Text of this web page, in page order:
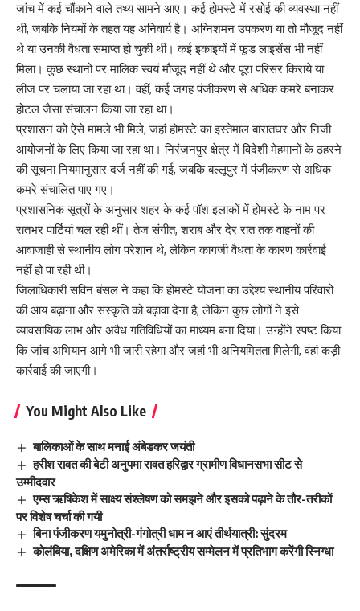
जांच में कई चौंकाने वाले तथ्य सामने आए। कई होमस्टे में रसोई की व्यवस्था नहीं
थी, जबकि नियमों के तहत यह अनिवार्य है। अग्निशमन उपकरण या तो मौजूद नहीं
थे या उनकी वैधता समाप्त हो चुकी थी। कई इकाइयों में फूड लाइसेंस भी नहीं
मिला। कुछ स्थानों पर मालिक स्वयं मौजूद नहीं थे और पूरा परिसर किराये या
लीज पर चलाया जा रहा था। वहीं, कई जगह पंजीकरण से अधिक कमरे बनाकर
होटल जैसा संचालन किया जा रहा था।
प्रशासन को ऐसे मामले भी मिले, जहां होमस्टे का इस्तेमाल बारातघर और निजी
आयोजनों के लिए किया जा रहा था। निरंजनपुर क्षेत्र में विदेशी मेहमानों के ठहरने
की सूचना नियमानुसार दर्ज नहीं की गई, जबकि बल्लूपुर में पंजीकरण से अधिक
कमरे संचालित पाए गए।
प्रशासनिक सूत्रों के अनुसार शहर के कई पॉश इलाकों में होमस्टे के नाम पर
रातभर पार्टियां चल रही थीं। तेज संगीत, शराब और देर रात तक वाहनों की
आवाजाही से स्थानीय लोग परेशान थे, लेकिन कागजी वैधता के कारण कार्रवाई
नहीं हो पा रही थी।
जिलाधिकारी सविन बंसल ने कहा कि होमस्टे योजना का उद्देश्य स्थानीय परिवारों
की आय बढ़ाना और संस्कृति को बढ़ावा देना है, लेकिन कुछ लोगों ने इसे
व्यावसायिक लाभ और अवैध गतिविधियों का माध्यम बना दिया। उन्होंने स्पष्ट किया
कि जांच अभियान आगे भी जारी रहेगा और जहां भी अनियमितता मिलेगी, वहां कड़ी
कार्रवाई की जाएगी।
You Might Also Like
बालिकाओं के साथ मनाई अंबेडकर जयंती
हरीश रावत की बेटी अनुपमा रावत हरिद्वार ग्रामीण विधानसभा सीट से
उम्मीदवार
एम्स ऋषिकेश में साक्ष्य संश्लेषण को समझने और इसको पढ़ाने के तौर-तरीकों
पर विशेष चर्चा की गयी
बिना पंजीकरण यमुनोत्री-गंगोत्री धाम न आएं तीर्थयात्री: सुंदरम
कोलंबिया, दक्षिण अमेरिका में अंतर्राष्ट्रीय सम्मेलन में प्रतिभाग करेंगी स्निग्धा